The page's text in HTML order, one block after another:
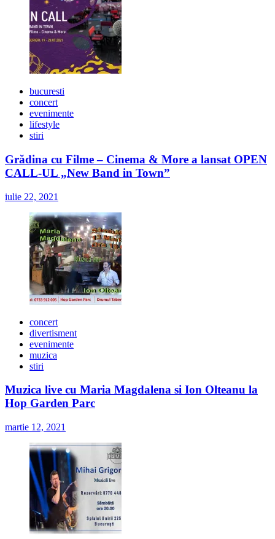
bucuresti
concert
evenimente
lifestyle
stiri
Grădina cu Filme – Cinema & More a lansat OPEN
CALL-UL „New Band in Town”
iulie 22, 2021
concert
divertisment
evenimente
muzica
stiri
Muzica live cu Maria Magdalena si Ion Olteanu la
Hop Garden Parc
martie 12, 2021